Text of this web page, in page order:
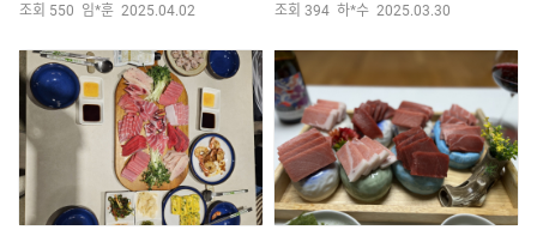
조회 550 임*훈 2025.04.02 조회 394 하*수 2025.03.30